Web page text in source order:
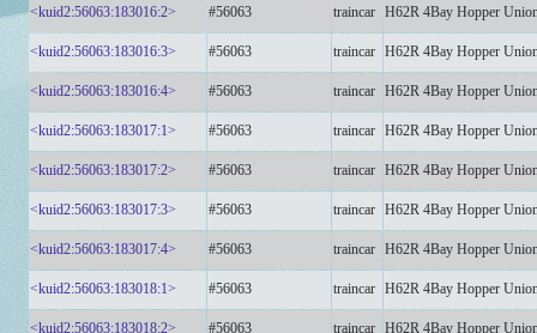
<kuid2:56063:183016:2> #56063 traincar H62R 4Bay Hopper
<kuid2:56063:183016:3> #56063 traincar H62R 4Bay Hopper
<kuid2:56063:183016:4> #56063 traincar H62R 4Bay Hopper
<kuid2:56063:183017:1> #56063 traincar H62R 4Bay Hopper
<kuid2:56063:183017:2> #56063 traincar H62R 4Bay Hopper
<kuid2:56063:183017:3> #56063 traincar H62R 4Bay Hopper
<kuid2:56063:183017:4> #56063 traincar H62R 4Bay Hopper
<kuid2:56063:183018:1> #56063 traincar H62R 4Bay Hopper
<kuid2:56063:183018:2> #56063 traincar H62R 4Bay Hopper